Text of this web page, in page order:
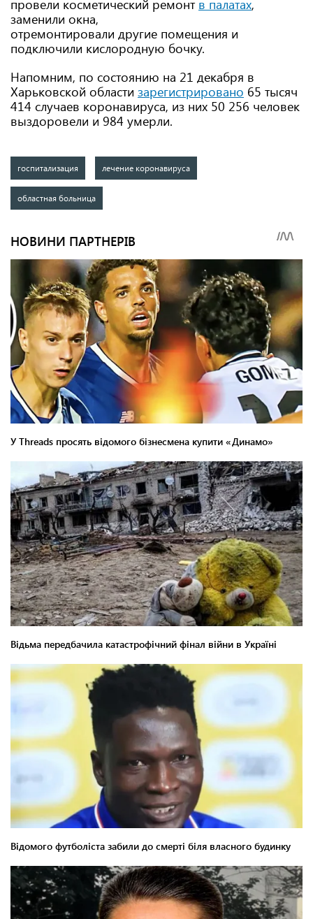
провели косметический ремонт в палатах,
заменили окна,
отремонтировали другие помещения и
подключили кислородную бочку.
Напомним, по состоянию на 21 декабря в
Харьковской области зарегистрировано 65 тысяч
414 случаев коронавируса, из них 50 256 человек
выздоровели и 984 умерли.
госпитализация лечение коронавируса
областная больница